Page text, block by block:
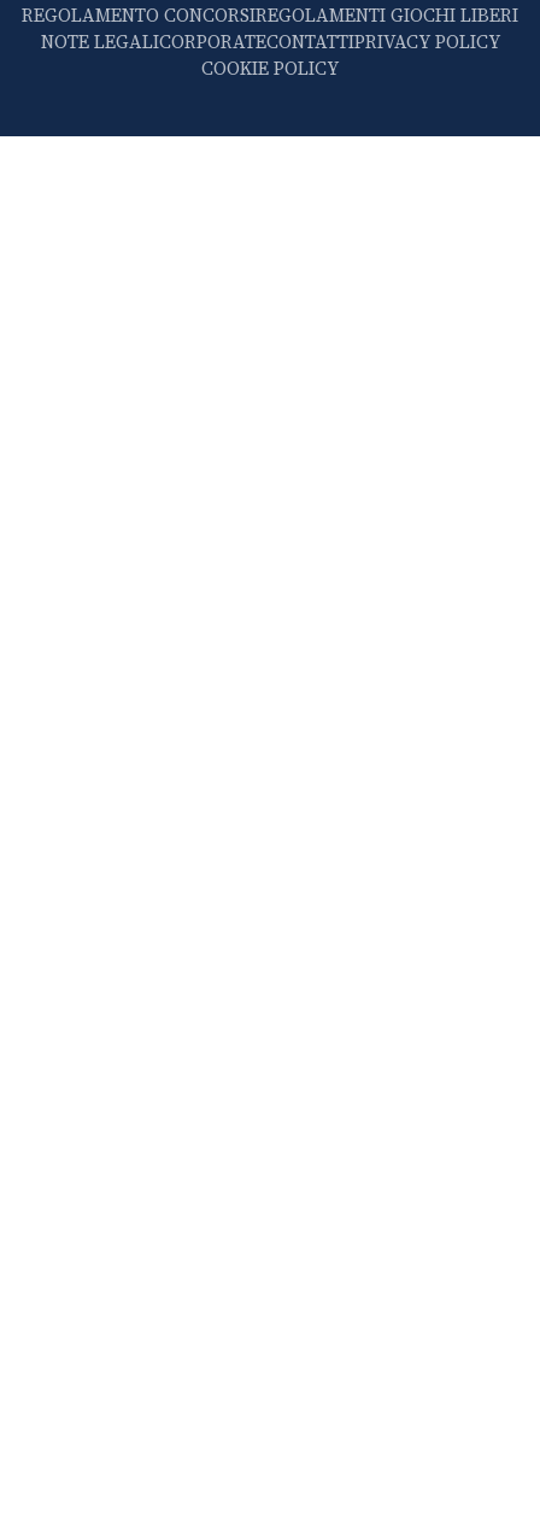
REGOLAMENTO CONCORSIREGOLAMENTI GIOCHI LIBERI
NOTE LEGALICORPORATECONTATTIPRIVACY POLICY
COOKIE POLICY